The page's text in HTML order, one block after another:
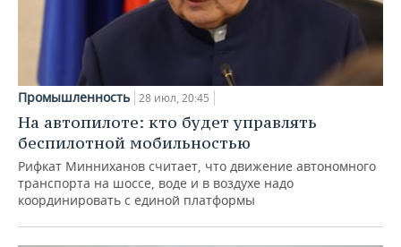
Промышленность 28 июл, 20:45
На автопилоте: кто будет управлять
беспилотной мобильностью
Рифкат Минниханов считает, что движение автономного
транспорта на шоссе, воде и в воздухе надо
координировать с единой платформы